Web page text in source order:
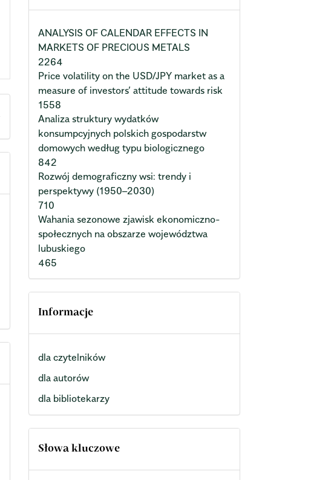
ANALYSIS OF CALENDAR EFFECTS IN
MARKETS OF PRECIOUS METALS
2264
Price volatility on the USD/JPY market as a
measure of investors’ attitude towards risk
1558
Analiza struktury wydatków
konsumpcyjnych polskich gospodarstw
domowych według typu biologicznego
842
Rozwój demograficzny wsi: trendy i
perspektywy (1950–2030)
710
Wahania sezonowe zjawisk ekonomiczno-
społecznych na obszarze województwa
lubuskiego
465
Informacje
dla czytelników
dla autorów
dla bibliotekarzy
Słowa kluczowe